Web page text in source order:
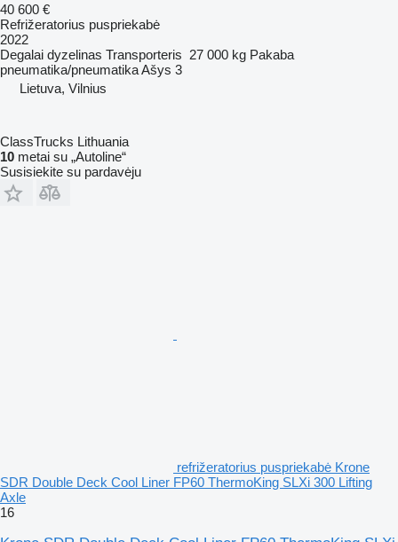
40 600 €
Refrižeratorius puspriekabė
2022
Degalai dyzelinas Transporteris 27 000 kg Pakaba
pneumatika/pneumatikaAšys 3
Lietuva, Vilnius
ClassTrucks Lithuania
10 metai su „Autoline“
Susisiekite su pardavėju
refrižeratorius puspriekabė Krone
SDR Double Deck Cool Liner FP60 ThermoKing SLXi 300 Lifting
Axle
16